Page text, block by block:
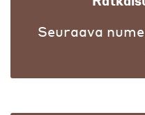
Seuraava